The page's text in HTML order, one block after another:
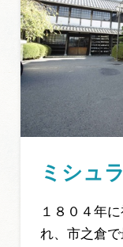
ミシュ
１８０４年
れ、市之倉で